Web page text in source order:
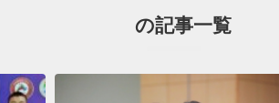
の記事一覧